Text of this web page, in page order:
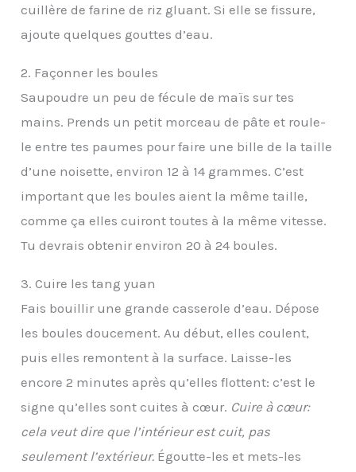
cuillère de farine de riz gluant. Si elle se fissure,
ajoute quelques gouttes d’eau.
2. Façonner les boules
Saupoudre un peu de fécule de maïs sur tes
mains. Prends un petit morceau de pâte et roule-
le entre tes paumes pour faire une bille de la taille
d’une noisette, environ 12 à 14 grammes. C’est
important que les boules aient la même taille,
comme ça elles cuiront toutes à la même vitesse.
Tu devrais obtenir environ 20 à 24 boules.
3. Cuire les tang yuan
Fais bouillir une grande casserole d’eau. Dépose
les boules doucement. Au début, elles coulent,
puis elles remontent à la surface. Laisse-les
encore 2 minutes après qu’elles flottent: c’est le
signe qu’elles sont cuites à cœur. Cuire à cœur:
cela veut dire que l’intérieur est cuit, pas
seulement l’extérieur. Égoutte-les et mets-les